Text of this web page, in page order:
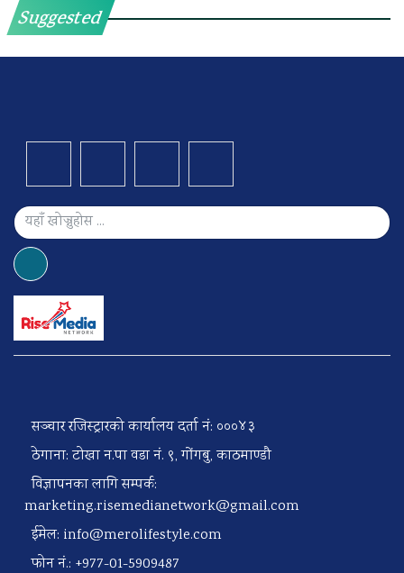
Suggested
सञ्चार रजिस्ट्रारको कार्यालय दर्ता नं: ०००४३
ठेगाना: टोखा न.पा वडा नं. ९, गोंगबु, काठमाण्डौ
विज्ञापनका लागि सम्पर्क:
marketing.risemedianetwork@gmail.com
ईमेल: info@merolifestyle.com
फोन नं.: +977-01-5909487